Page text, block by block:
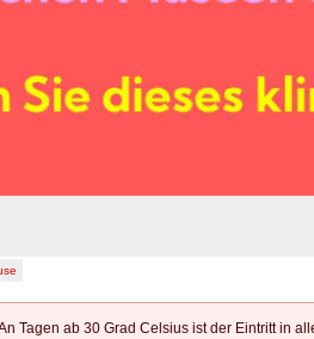
Tagen ab 30 Grad Celsius ist der Eintritt in